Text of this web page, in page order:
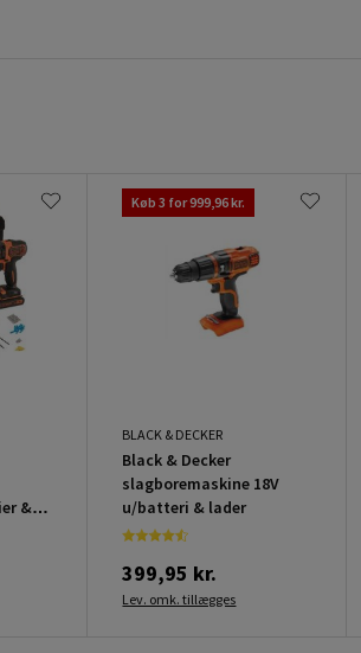
&
Køb 3 for 999,96 kr.
BLACK & DECKER
Black & Decker
slagboremaskine 18V
u/batteri & lader
399,95 kr.
Lev. omk. tillægges